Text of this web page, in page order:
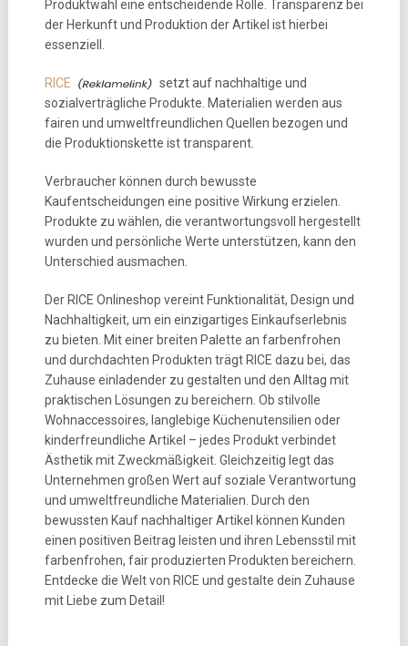
Produktwahl eine entscheidende Rolle. Transparenz bei
der Herkunft und Produktion der Artikel ist hierbei
essenziell.
RICE
setzt auf nachhaltige und
sozialverträgliche Produkte. Materialien werden aus
fairen und umweltfreundlichen Quellen bezogen und
die Produktionskette ist transparent.
Verbraucher können durch bewusste
Kaufentscheidungen eine positive Wirkung erzielen.
Produkte zu wählen, die verantwortungsvoll hergestellt
wurden und persönliche Werte unterstützen, kann den
Unterschied ausmachen.
Der RICE Onlineshop vereint Funktionalität, Design und
Nachhaltigkeit, um ein einzigartiges Einkaufserlebnis
zu bieten. Mit einer breiten Palette an farbenfrohen
und durchdachten Produkten trägt RICE dazu bei, das
Zuhause einladender zu gestalten und den Alltag mit
praktischen Lösungen zu bereichern. Ob stilvolle
Wohnaccessoires, langlebige Küchenutensilien oder
kinderfreundliche Artikel – jedes Produkt verbindet
Ästhetik mit Zweckmäßigkeit. Gleichzeitig legt das
Unternehmen großen Wert auf soziale Verantwortung
und umweltfreundliche Materialien. Durch den
bewussten Kauf nachhaltiger Artikel können Kunden
einen positiven Beitrag leisten und ihren Lebensstil mit
farbenfrohen, fair produzierten Produkten bereichern.
Entdecke die Welt von RICE und gestalte dein Zuhause
mit Liebe zum Detail!